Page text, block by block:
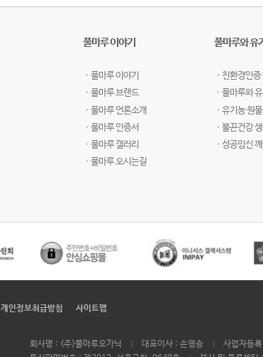
풀마루 이야기
ㆍ풀마루 이야기
ㆍ풀마루 브랜드
ㆍ풀마루 언론소개
ㆍ풀마루 인증서
ㆍ풀마루 갤러리
ㆍ풀마루 오시는길
풀마루와 유
ㆍ친환경인증
ㆍ풀마루와
ㆍ유기농 원
ㆍ불끈건강
ㆍ성공임신
개인정보취급방침 사이트맵
회사명 : (주)풀마루오가닉 대표이사 : 손영승
사업자등